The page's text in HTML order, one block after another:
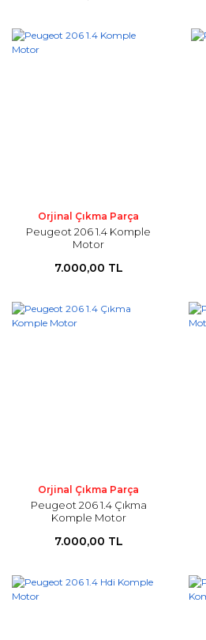
Orjinal Çıkma Parça
Peugeot 206 1.4 Komple
Motor
7.000,00 TL
Orjinal Çıkma Parça
Peugeot 206 1.4 Çıkma
Komple Motor
7.000,00 TL